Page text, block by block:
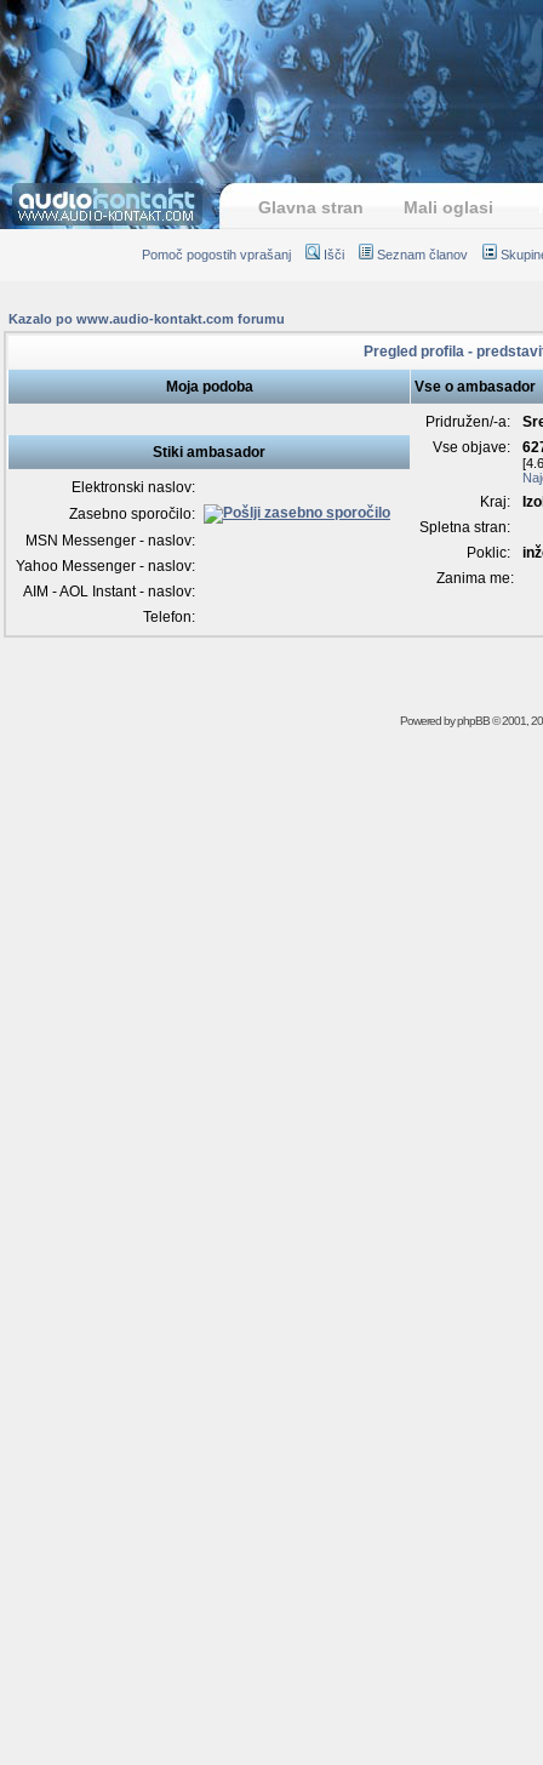
Glavna stran Mali oglasi
Pomoč pogostih vprašanj Išči Seznam članov
Kazalo po www.audio-kontakt.com forumu
Pregled profila -
Moja podoba Vse o ambasador
Pridružen/-a:
Vse objave:
Kraj:
Spletna stran:
Poklic:
Zanima me:
Stiki ambasador
Elektronski naslov:
Zasebno sporočilo:
MSN Messenger - naslov:
Yahoo Messenger - naslov:
AIM - AOL Instant - naslov:
Telefon:
Powered byphpBB© 2001,